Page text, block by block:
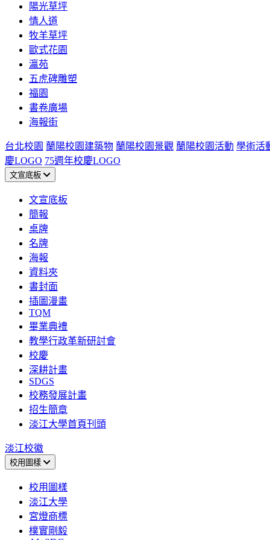
陽光草坪
情人道
牧羊草坪
歐式花園
瀛苑
五虎碑雕塑
福園
書卷廣場
海報街
台北校園 蘭陽校園建築物 蘭陽校園景觀 蘭陽校園活動 學術活
慶LOGO 75週年校慶LOGO
文宣底板
文宣底板
簡報
桌牌
名牌
海報
資料夾
書封面
插圖漫畫
TQM
畢業典禮
教學行政革新研討會
校慶
深耕計畫
SDGS
校務發展計畫
招生簡章
淡江大學首頁刊頭
淡江校徽
校用圖樣
校用圖樣
淡江大學
宮燈商標
樸實剛毅